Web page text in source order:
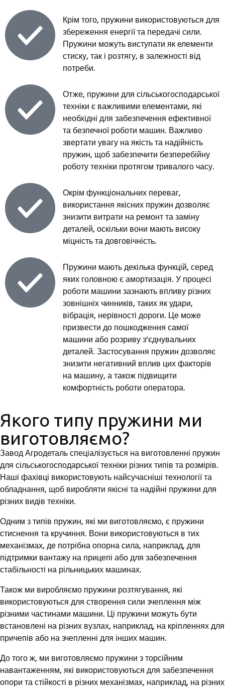
Крім того, пружини використовуються для
збереження енергії та передачі сили.
Пружини можуть виступати як елементи
стиску, так і розтягу, в залежності від
потреби.
Отже, пружини для сільськогосподарської
техніки є важливими елементами, які
необхідні для забезпечення ефективної
та безпечної роботи машин. Важливо
звертати увагу на якість та надійність
пружин, щоб забезпечити безперебійну
роботу техніки протягом тривалого часу.
Окрім функціональних переваг,
використання якісних пружин дозволяє
знизити витрати на ремонт та заміну
деталей, оскільки вони мають високу
міцність та довговічність.
Пружини мають декілька функцій, серед
яких головною є амортизація. У процесі
роботи машини зазнають впливу різних
зовнішніх чинників, таких як удари,
вібрація, нерівності дороги. Це може
призвести до пошкодження самої
машини або розриву з’єднувальних
деталей. Застосування пружин дозволяє
знизити негативний вплив цих факторів
на машину, а також підвищити
комфортність роботи оператора.
Якого типу пружини ми
виготовляємо?
Завод Агродеталь спеціалізується на виготовленні пружин
для сільськогосподарської техніки різних типів та розмірів.
Наші фахівці використовують найсучасніші технології та
обладнання, щоб виробляти якісні та надійні пружини для
різних видів техніки.
Одним з типів пружин, які ми виготовляємо, є пружини
стиснення та кручиння. Вони використовуються в тих
механізмах, де потрібна опорна сила, наприклад, для
підтримки вантажу на прицепі або для забезпечення
стабільності на рільницьких машинах.
Також ми виробляємо пружини розтягування, які
використовуються для створення сили зчеплення між
різними частинами машини. Ці пружини можуть бути
встановлені на різних вузлах, наприклад, на кріпленнях для
причепів або на зчепленні для інших машин.
До того ж, ми виготовляємо пружини з торсійним
навантаженням, які використовуються для забезпечення
опори та стійкості в різних механізмах, наприклад, на різних